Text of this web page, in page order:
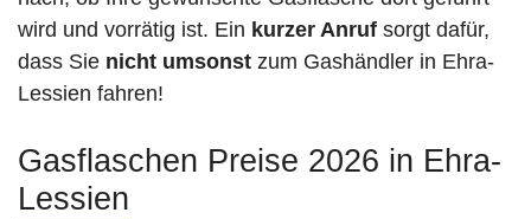
wird und vorrätig ist. Ein kurzer Anruf sorgt dafür,
dass Sie nicht umsonst zum Gashändler in Ehra-
Lessien fahren!
Gasflaschen Preise 2026 in Ehra-
Lessien